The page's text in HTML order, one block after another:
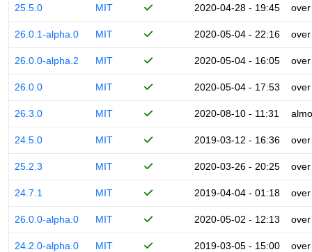
25.5.0 MIT 2020-04-28 - 19:45
26.0.1-alpha.0 MIT 2020-05-04 - 22:16
26.0.0-alpha.2 MIT 2020-05-04 - 16:05
26.0.0 MIT 2020-05-04 - 17:53
26.3.0 MIT 2020-08-10 - 11:31
24.5.0 MIT 2019-03-12 - 16:36
25.2.3 MIT 2020-03-26 - 20:25
24.7.1 MIT 2019-04-04 - 01:18
26.0.0-alpha.0 MIT 2020-05-02 - 12:13
24.2.0-alpha.0 MIT 2019-03-05 - 15:00